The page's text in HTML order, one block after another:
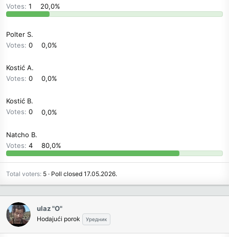
Votes: 1 20,0%
Polter S.
Votes: 0 0,0%
Kostić A.
Votes: 0 0,0%
Kostić B.
Votes: 0 0,0%
Natcho B.
Votes: 4 80,0%
Total voters 5 Poll closed 17.05.2026.
ulaz "O"
Hodajući porok Уредник